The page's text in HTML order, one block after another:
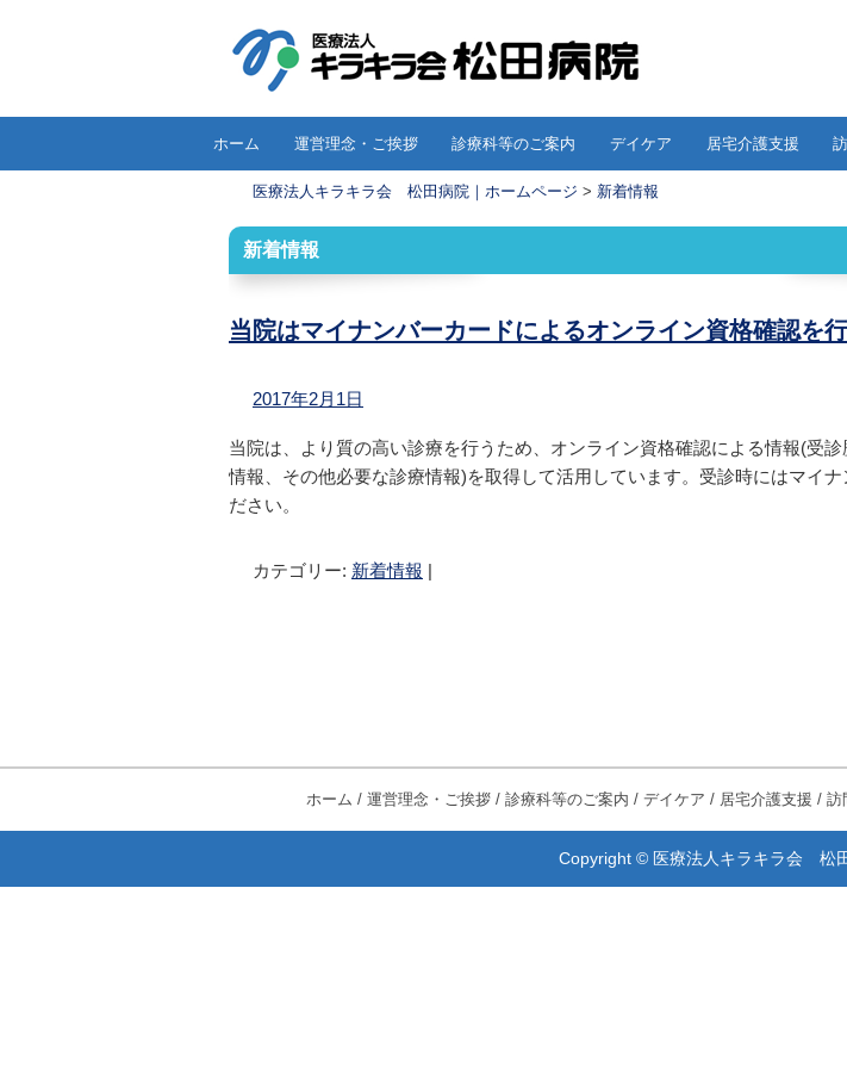
メインメニュー
ホーム 運営理念・ご挨拶 診療科等のご案内 デイケア 居宅介護支援
医療法人キラキラ会 松田病院｜ホームページ > 新着情報
新着情報
当院はマイナンバーカードによるオンライン資格確認を
2017年2月1日
当院は、より質の高い診療を行うため、オンライン資格確認による情報(受
情報、その他必要な診療情報)を取得して活用しています。受診時にはマイナ
ださい。
カテゴリー: 新着情報
ホーム / 運営理念・ご挨拶/ 診療科等のご案内 / デイケア / 居宅介護支援 / 訪
Copyright © 医療法人キラキラ会 松